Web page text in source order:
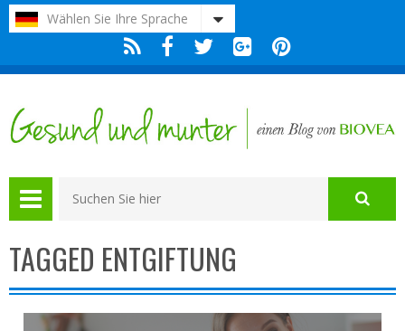
Bitte
beachten
Diese
enthält
ein
Barrierefreiheitssystem.
Wählen Sie Ihre Sprache
TAGGED ENTGIFTUNG